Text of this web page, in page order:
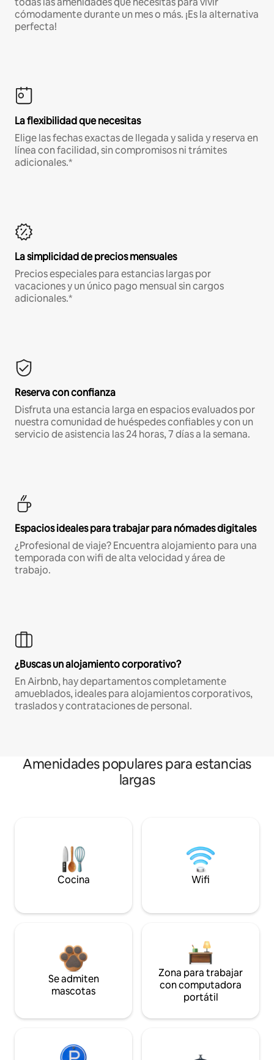
cómodamente durante un mes o más. ¡Es la alternativa
perfecta!
La flexibilidad que necesitas
Elige las fechas exactas de llegada y salida y reserva en
línea con facilidad, sin compromisos ni trámites
adicionales.*
La simplicidad de precios mensuales
Precios especiales para estancias largas por
vacaciones y un único pago mensual sin cargos
adicionales.*
Reserva con confianza
Disfruta una estancia larga en espacios evaluados por
nuestra comunidad de huéspedes confiables y con un
servicio de asistencia las 24 horas, 7 días a la semana.
Espacios ideales para trabajar para nómades digitales
¿Profesional de viaje? Encuentra alojamiento para una
temporada con wifi de alta velocidad y área de
trabajo.
¿Buscas un alojamiento corporativo?
En Airbnb, hay departamentos completamente
amueblados, ideales para alojamientos corporativos,
traslados y contrataciones de personal.
Amenidades populares para estancias
largas
Cocina Wifi
Se admiten
mascotas
Zona para trabajar
con computadora
portátil